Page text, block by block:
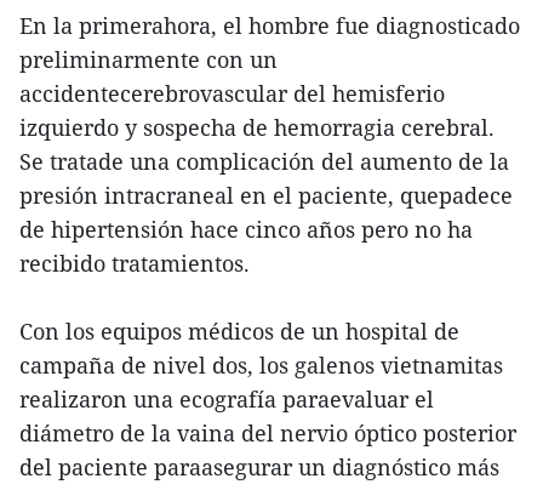
En la primerahora, el hombre fue diagnosticado
preliminarmente con un
accidentecerebrovascular del hemisferio
izquierdo y sospecha de hemorragia cerebral.
Se tratade una complicación del aumento de la
presión intracraneal en el paciente, quepadece
de hipertensión hace cinco años pero no ha
recibido tratamientos.
Con los equipos médicos de un hospital de
campaña de nivel dos, los galenos vietnamitas
realizaron una ecografía paraevaluar el
diámetro de la vaina del nervio óptico posterior
del paciente paraasegurar un diagnóstico más